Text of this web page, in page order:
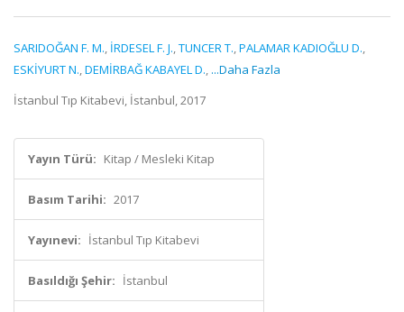
SARIDOĞAN F. M., İRDESEL F. J.,TUNCER T.,PALAMAR KADIOĞLU D.,
ESKİYURT N.,DEMİRBAĞ KABAYEL D., ...Daha Fazla
İstanbul Tıp Kitabevi, İstanbul, 2017
Yayın Türü: Kitap / Mesleki Kitap
Basım Tarihi: 2017
Yayınevi: İstanbul Tıp Kitabevi
Basıldığı Şehir: İstanbul